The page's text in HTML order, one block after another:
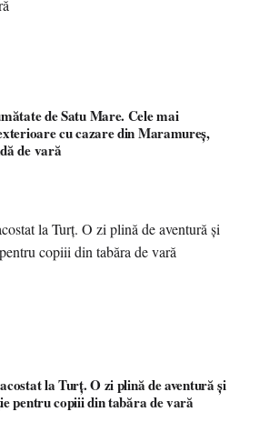
de Satu Mare. Cele mai
cu cazare din Maramureș,
de vară
la Turț. O zi plină de aventură și
pentru copiii din tabăra de vară